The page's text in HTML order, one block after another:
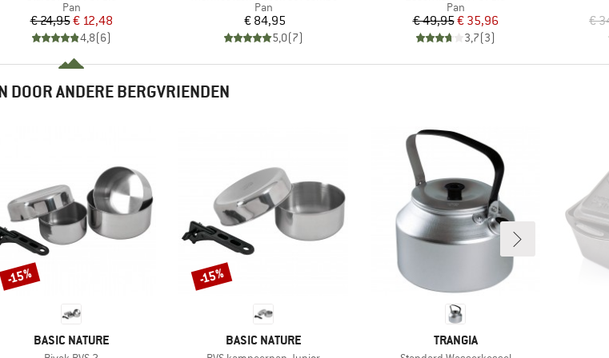
Productgroep
Pan
Prijs
€ 24,95Verlaagde prijs
€ 12,48
4,8(6)
Productgroep
Pan
Prijs
€ 84,95
5,0(7)
Productgroep
Pan
Prijs
€ 49,95Verlaagde prijs
€ 35,96
3,7(3)
€
DOOR ANDERE BERGVRIENDEN
MERK
BASIC NATURE
Korting
-15%
MERK
BASIC NATURE
Korting
-15%
MERK
TRANGIA